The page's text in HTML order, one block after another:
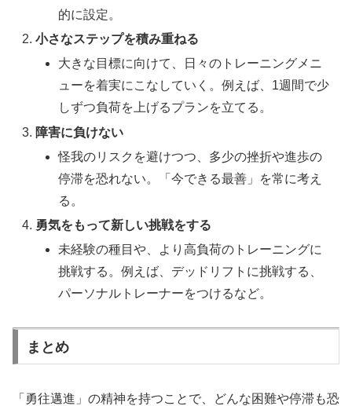
的に設定。
小さなステップを積み重ねる
大きな目標に向けて、日々のトレーニングメニ
ューを着実にこなしていく。例えば、1週間で少
しずつ負荷を上げるプランを立てる。
障害に負けない
怪我のリスクを避けつつ、多少の挫折や進歩の
停滞を恐れない。「今できる最善」を常に考え
る。
勇気をもって新しい挑戦をする
未経験の種目や、より高負荷のトレーニングに
挑戦する。例えば、デッドリフトに挑戦する、
パーソナルトレーナーをつけるなど。
まとめ
「勇往邁進」の精神を持つことで、どんな困難や停滞も恐